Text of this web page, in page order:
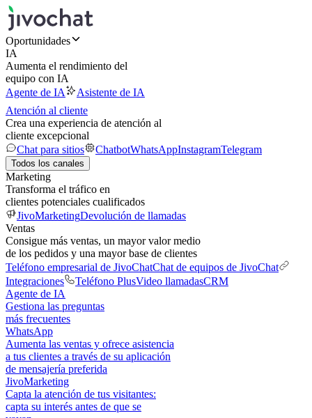
Oportunidades
IA
Aumenta el rendimiento del
equipo con IA
Agente de IA
Asistente de IA
Atención al cliente
Crea una experiencia de atención al
cliente excepcional
Chat para sitios
ChatbotWhatsAppInstagramTelegram
Todos los canales
Marketing
Transforma el tráfico en
clientes potenciales cualificados
JivoMarketingDevolución de llamadas
Ventas
Consigue más ventas, un mayor valor medio
de los pedidos y una mayor base de clientes
Teléfono empresarial de JivoChatChat de equipos de JivoChat
Integraciones
Teléfono PlusVideo llamadasCRM
Agente de IA
Gestiona las preguntas
más frecuentes
WhatsApp
Aumenta las ventas y ofrece asistencia
a tus clientes a través de su aplicación
de mensajería preferida
JivoMarketing
Capta la atención de tus visitantes:
capta su interés antes de que se